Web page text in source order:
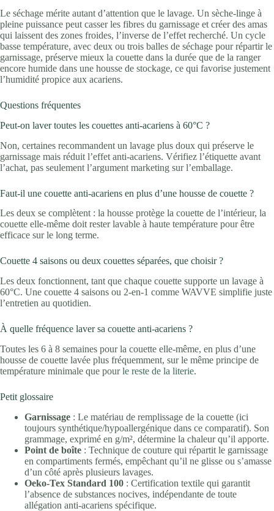
Le séchage mérite autant d’attention que le lavage. Un sèche-linge à
pleine puissance peut casser les fibres du garnissage et créer des amas
qui laissent des zones froides, l’inverse de l’effet recherché. Un cycle
basse température, avec deux ou trois balles de séchage pour répartir le
garnissage, préserve mieux la couette dans la durée que de la ranger
encore humide dans une housse de stockage, ce qui favorise justement
l’humidité propice aux acariens.
Questions fréquentes
Peut-on laver toutes les couettes anti-acariens à 60°C ?
Non, certaines recommandent un lavage plus doux qui préserve le
garnissage mais réduit l’effet anti-acariens. Vérifiez l’étiquette avant
l’achat, pas seulement l’argument marketing sur l’emballage.
Faut-il une couette anti-acariens en plus d’une housse de couette ?
Les deux se complètent : la housse protège la couette de l’intérieur, la
couette elle-même doit rester lavable à haute température pour être
efficace sur le long terme.
Couette 4 saisons ou deux couettes séparées, que choisir ?
Les deux fonctionnent, tant que chaque couette supporte un lavage à
60°C. Une couette 4 saisons ou 2-en-1 comme WAVVE simplifie juste
l’entretien au quotidien.
À quelle fréquence laver sa couette anti-acariens ?
Toutes les 6 à 8 semaines pour la couette elle-même, en plus d’une
housse de couette lavée plus fréquemment, sur le même principe de
température minimale que pourle reste de la literie.
Petit glossaire
Garnissage : Le matériau de remplissage de la couette (ici
toujours synthétique/hypoallergénique dans ce comparatif). Son
grammage, exprimé en g/m², détermine la chaleur qu’il apporte.
Point de boîte : Technique de couture qui répartit le garnissage
en compartiments fermés, empêchant qu’il ne glisse ou s’amasse
d’un côté après plusieurs lavages.
Oeko-Tex Standard 100 : Certification textile qui garantit
l’absence de substances nocives, indépendante de toute
allégation anti-acariens spécifique.